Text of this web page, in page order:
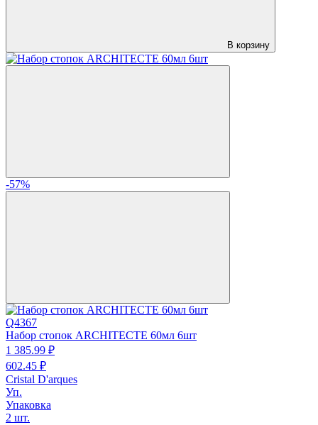
В корзину
-57%
Q4367
Набор стопок ARCHITECTE 60мл 6шт
1 385.99 ₽
602.45 ₽
Cristal D'arques
Уп.
Упаковка
2 шт.